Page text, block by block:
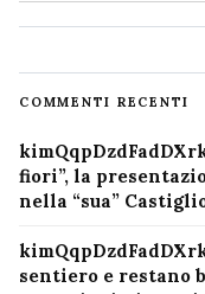
COMMENTI RECENTI
fiori”, la
nella “sua”
sentiero e restano